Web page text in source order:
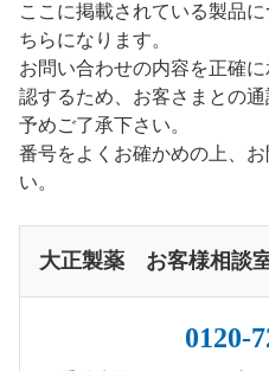
ここに掲載されている製品
ちらになります。
お問い合わせの内容を正確
認するため、お客さまとの通
予めご了承下さい。
番号をよくお確かめの上、
い。
大正製薬 お客様相談
0120-